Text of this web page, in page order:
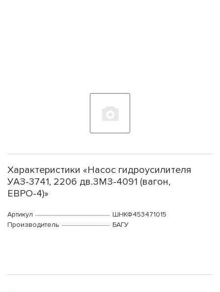
Характеристики «Насос гидроусилителя
УАЗ-3741, 2206 дв.ЗМЗ-4091 (вагон,
ЕВРО-4)»
Артикул
ШНКФ453471015
Производитель
БАГУ